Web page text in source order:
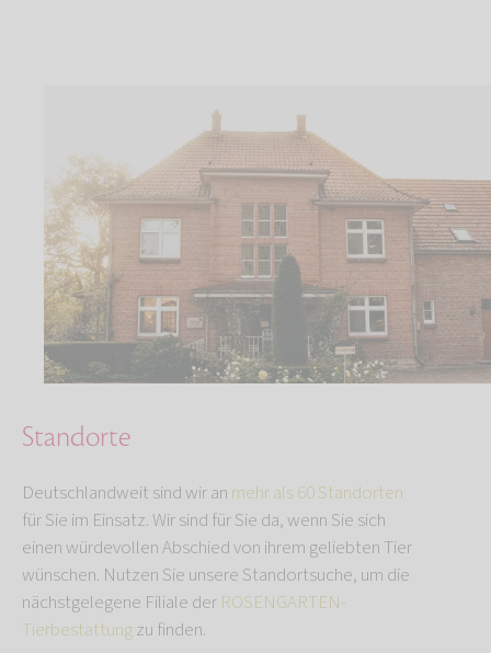
Standorte
Deutschlandweit sind wir an mehr als 60 Standorten
für Sie im Einsatz. Wir sind für Sie da, wenn Sie sich
einen würdevollen Abschied von ihrem geliebten Tier
wünschen. Nutzen Sie unsere Standortsuche, um die
nächstgelegene Filiale der ROSENGARTEN-
Tierbestattungzu finden.